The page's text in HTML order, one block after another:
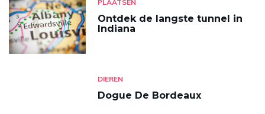
PLAATSEN
Ontdek de langste tunnel in
Indiana
DIEREN
Dogue De Bordeaux